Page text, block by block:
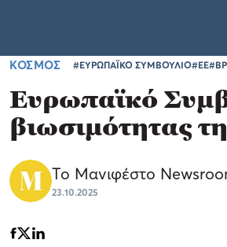
ΚΟΣΜΟΣ #ΕΥΡΩΠΑΪΚΟ ΣΥΜΒΟΥΛΙΟ#ΕΕ
Ευρωπαϊκό
βιωσιμότητας
Το Μανιφέστο
23.10.2025